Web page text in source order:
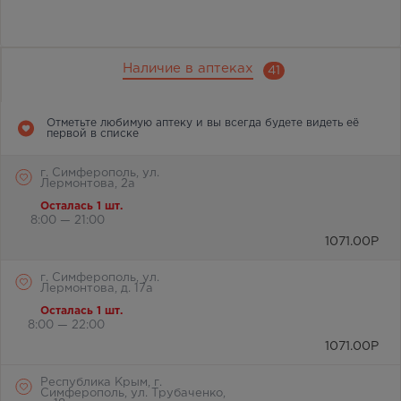
Наличие в аптеках 41
Отметьте любимую аптеку и вы всегда будете видеть её
первой в списке
г. Симферополь, ул.
Лермонтова, 2а
Осталась 1 шт.
8:00 — 21:00
1071.00 Р
г. Симферополь, ул.
Лермонтова, д. 17а
Осталась 1 шт.
8:00 — 22:00
1071.00 Р
Республика Крым, г.
Симферополь, ул. Трубаченко,